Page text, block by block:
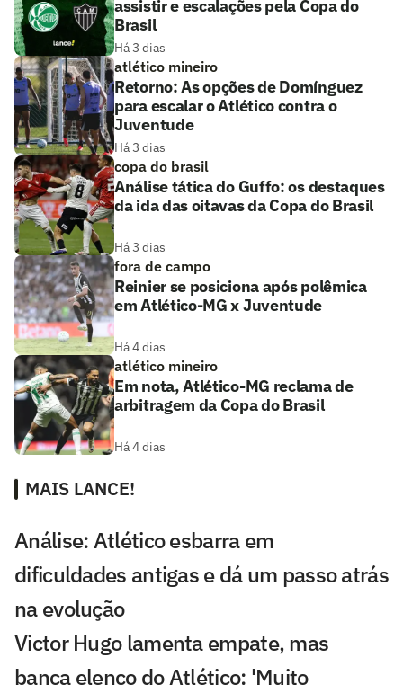
assistir e escalações pela Copa do
Brasil
Há 3 dias
atlético mineiro
Retorno: As opções de Domínguez
para escalar o Atlético contra o
Juventude
Há 3 dias
copa do brasil
Análise tática do Guffo: os destaques
da ida das oitavas da Copa do Brasil
Há 3 dias
fora de campo
Reinier se posiciona após polêmica
em Atlético-MG x Juventude
Há 4 dias
atlético mineiro
Em nota, Atlético-MG reclama de
arbitragem da Copa do Brasil
Há 4 dias
MAIS LANCE!
Análise: Atlético esbarra em
dificuldades antigas e dá um passo atrás
na evolução
Victor Hugo lamenta empate, mas
banca elenco do Atlético: 'Muito